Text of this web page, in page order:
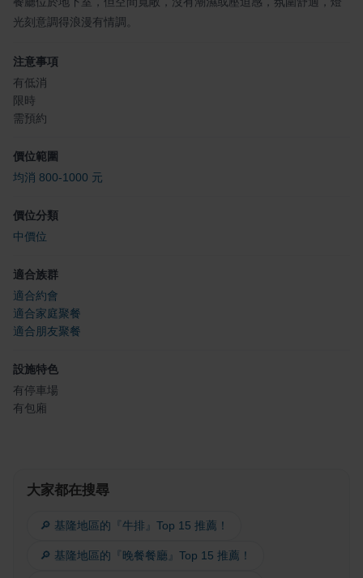
光刻意調得浪漫有情調。
注意事項
有低消
限時
需預約
價位範圍
均消 800-1000 元
價位分類
中價位
適合族群
適合約會
適合家庭聚餐
適合朋友聚餐
設施特色
有停車場
有包廂
大家都在搜尋
🔎 基隆地區的『牛排』Top 15 推薦！
🔎 基隆地區的『晚餐餐廳』Top 15 推薦！